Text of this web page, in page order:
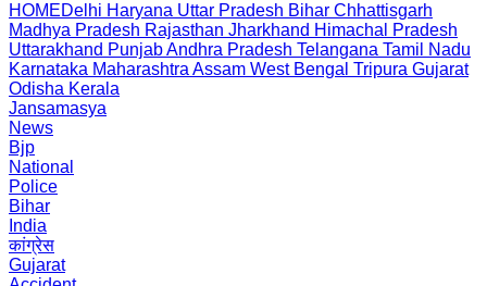
HOMEDelhi Haryana Uttar Pradesh Bihar Chhattisgarh
Madhya Pradesh Rajasthan Jharkhand Himachal Pradesh
Uttarakhand PunjabAndhra Pradesh Telangana Tamil Nadu
Karnataka Maharashtra Assam West Bengal Tripura Gujarat
Odisha Kerala
Jansamasya
News
Bjp
National
Police
Bihar
India
कांग्रेस
Gujarat